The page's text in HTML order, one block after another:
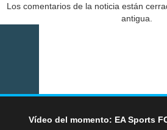
Los comentarios de la noticia están
antigua.
Vídeo del momento: EA Sports